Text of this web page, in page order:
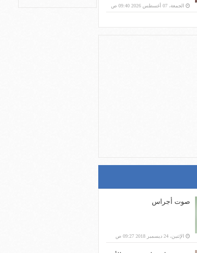
الجمعة، 07 أغسطس 2026 09:40 ص
صوت أجراس
الإثنين، 24 ديسمبر 2018 09:27 ص